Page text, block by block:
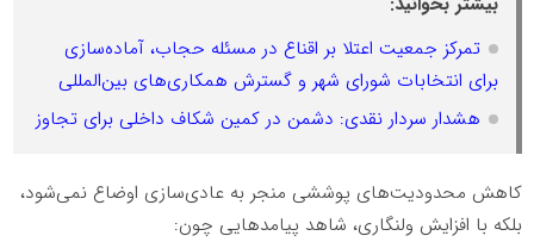
تمرکز جمعیت اعتلا بر اقناع در مسئله حجاب، آماده‌سازی
برای انتخابات شورای شهر و گسترش همکاری‌های بین‌المللی
هشدار سردار نقدی: دشمن در کمین شکاف داخلی برای تجاوز
کاهش محدودیت‌های پوششی منجر به عادی‌سازی اوضاع نمی‌شود،
بلکه با افزایش ولنگاری، شاهد پیامدهایی چون: